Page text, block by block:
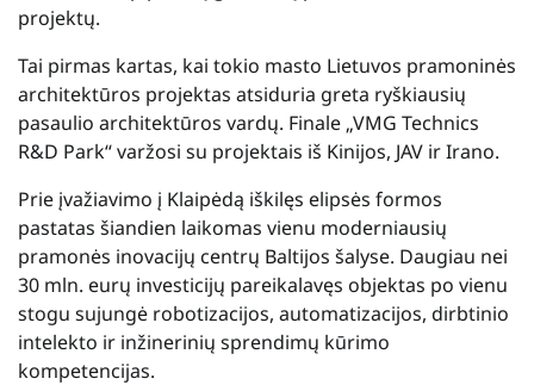
projektų.
Tai pirmas kartas, kai tokio masto Lietuvos pramoninės
architektūros projektas atsiduria greta ryškiausių
pasaulio architektūros vardų. Finale „VMG Technics
R&D Park“ varžosi su projektais iš Kinijos, JAV ir Irano.
Prie įvažiavimo į Klaipėdą iškilęs elipsės formos
pastatas šiandien laikomas vienu moderniausių
pramonės inovacijų centrų Baltijos šalyse. Daugiau nei
30 mln. eurų investicijų pareikalavęs objektas po vienu
stogu sujungė robotizacijos, automatizacijos, dirbtinio
intelekto ir inžinerinių sprendimų kūrimo
kompetencijas.